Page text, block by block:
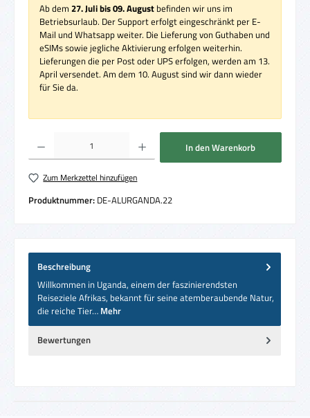
Ab dem 27. Juli bis 09. August befinden wir uns im
Betriebsurlaub. Der Support erfolgt eingeschränkt per E-
Mail und Whatsapp weiter. Die Lieferung von Guthaben und
eSIMs sowie jegliche Aktivierung erfolgen weiterhin.
Lieferungen die per Post oder UPS erfolgen, werden am 13.
April versendet. Am dem 10. August sind wir dann wieder
für Sie da.
Produkt Anzahl: Gib den gewünschten Wert ein oder benutze die Schaltflächen um
In den Warenkorb
Zum Merkzettel hinzufügen
Produktnummer: DE-ALURGANDA.22
Beschreibung
Willkommen in Uganda, einem der faszinierendsten
Reiseziele Afrikas, bekannt für seine atemberaubende Natur,
die reiche Tier… Mehr
Bewertungen